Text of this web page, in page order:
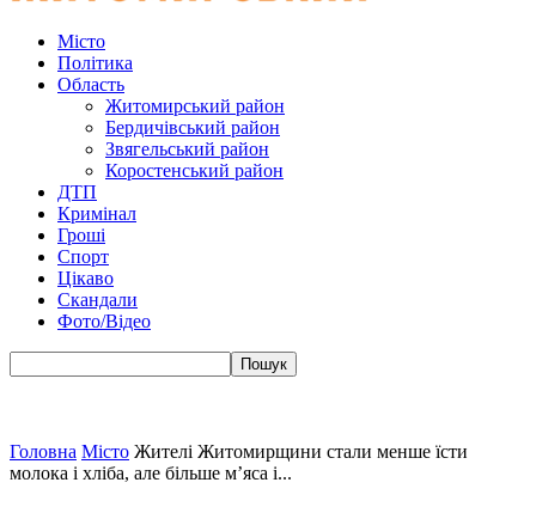
Місто
Політика
Область
Житомирський район
Бердичівський район
Звягельський район
Коростенський район
ДТП
Кримінал
Гроші
Спорт
Цікаво
Скандали
Фото/Відео
Головна Місто Жителі Житомирщини стали менше їсти
молока і хліба, але більше м’яса і...